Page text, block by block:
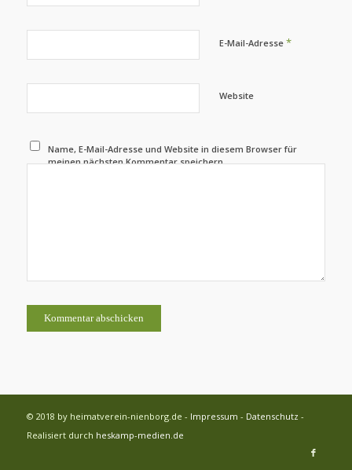
E-Mail-Adresse *
Website
Name, E-Mail-Adresse und Website in diesem Browser für
meinen nächsten Kommentar speichern.
© 2018 by heimatverein-nienborg.de - Impressum - Datenschutz -
Realisiert durch heskamp-medien.de